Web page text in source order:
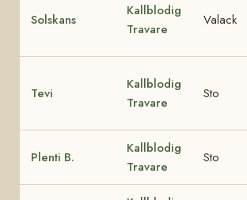
Solskans
Kallblodig
Travare
Valack
Tevi
Kallblodig
Travare
Sto
Plenti B.
Kallblodig
Travare
Sto